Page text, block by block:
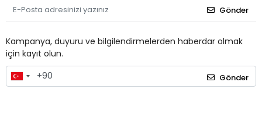
Gönder
Kampanya, duyuru ve bilgilendirmelerden haberdar olmak
için kayıt olun.
Gönder